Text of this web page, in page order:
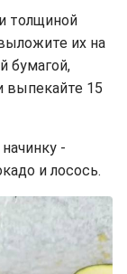
толщиной
их на
бумагой,
выпекайте 15
-
и лосось.